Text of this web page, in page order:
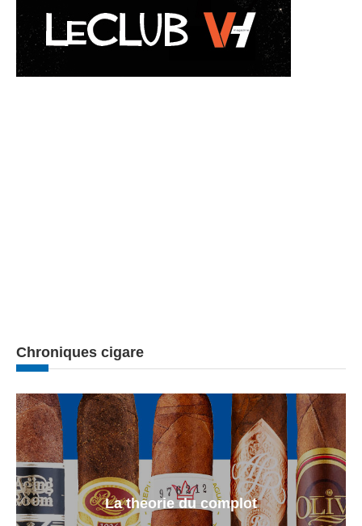
Chroniques cigare
La theorie du complot